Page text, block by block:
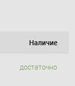
Наличие
достаточно